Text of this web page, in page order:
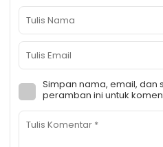
Simpan nama, email, dan
peramban ini untuk